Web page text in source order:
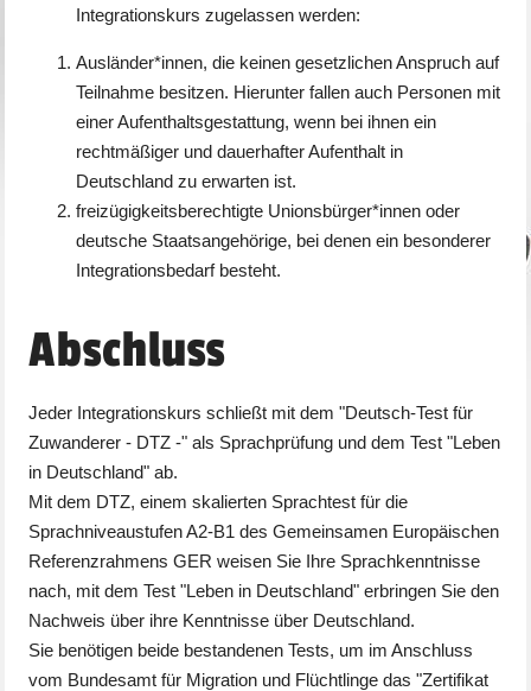
Integrationskurs zugelassen werden:
Ausländer*innen, die keinen gesetzlichen Anspruch auf
Teilnahme besitzen. Hierunter fallen auch Personen mit
einer Aufenthaltsgestattung, wenn bei ihnen ein
rechtmäßiger und dauerhafter Aufenthalt in
Deutschland zu erwarten ist.
freizügigkeitsberechtigte Unionsbürger*innen oder
deutsche Staatsangehörige, bei denen ein besonderer
Integrationsbedarf besteht.
Abschluss
Jeder Integrationskurs schließt mit dem "Deutsch-Test für
Zuwanderer - DTZ -" als Sprachprüfung und dem Test "Leben
in Deutschland" ab.
Mit dem DTZ, einem skalierten Sprachtest für die
Sprachniveaustufen A2-B1 des Gemeinsamen Europäischen
Referenzrahmens GER weisen Sie Ihre Sprachkenntnisse
nach, mit dem Test "Leben in Deutschland" erbringen Sie den
Nachweis über ihre Kenntnisse über Deutschland.
Sie benötigen beide bestandenen Tests, um im Anschluss
vom Bundesamt für Migration und Flüchtlinge das "Zertifikat